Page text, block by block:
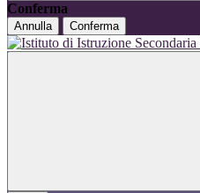
Conferma
Annulla Conferma